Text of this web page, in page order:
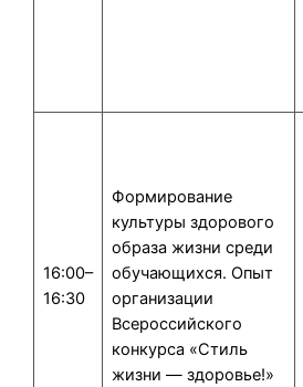
16:00–
16:30
Формирование
культуры здорового
образа жизни среди
обучающихся. Опыт
организации
Всероссийского
конкурса «Стиль
жизни — здоровье!»